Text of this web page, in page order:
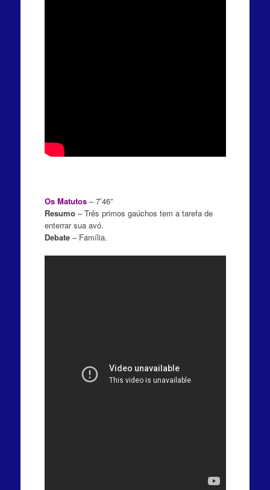
Os Matutos– 7’46”
Resumo– Três primos gaúchos tem a tarefa de
enterrar sua avó.
Debate– Família.